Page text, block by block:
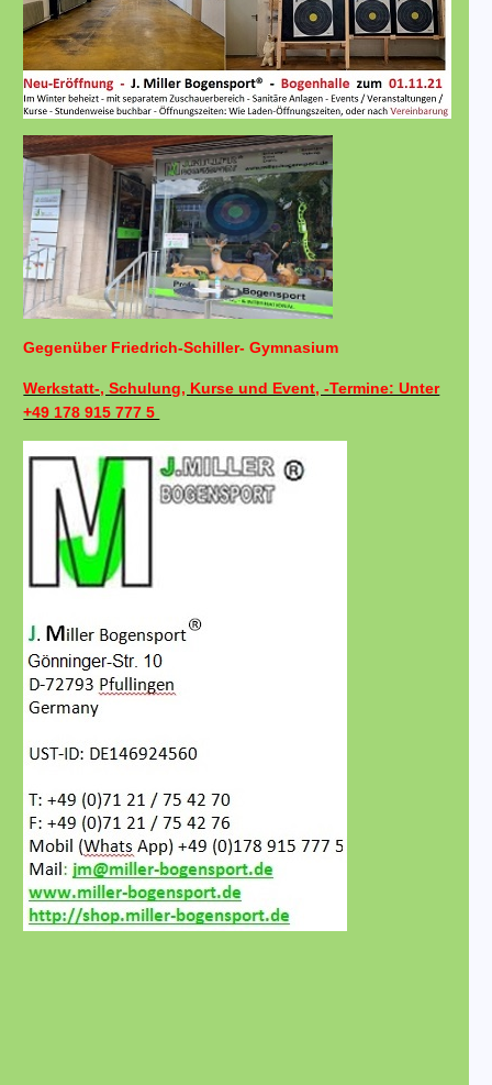
Gegenüber Friedrich-Schiller- Gymnasium
Werkstatt-, Schulung, Kurse und Event, -Termine: Unter
+49 178 915 777 5